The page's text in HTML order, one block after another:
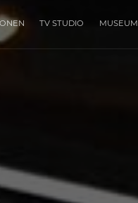
TV STUDIO